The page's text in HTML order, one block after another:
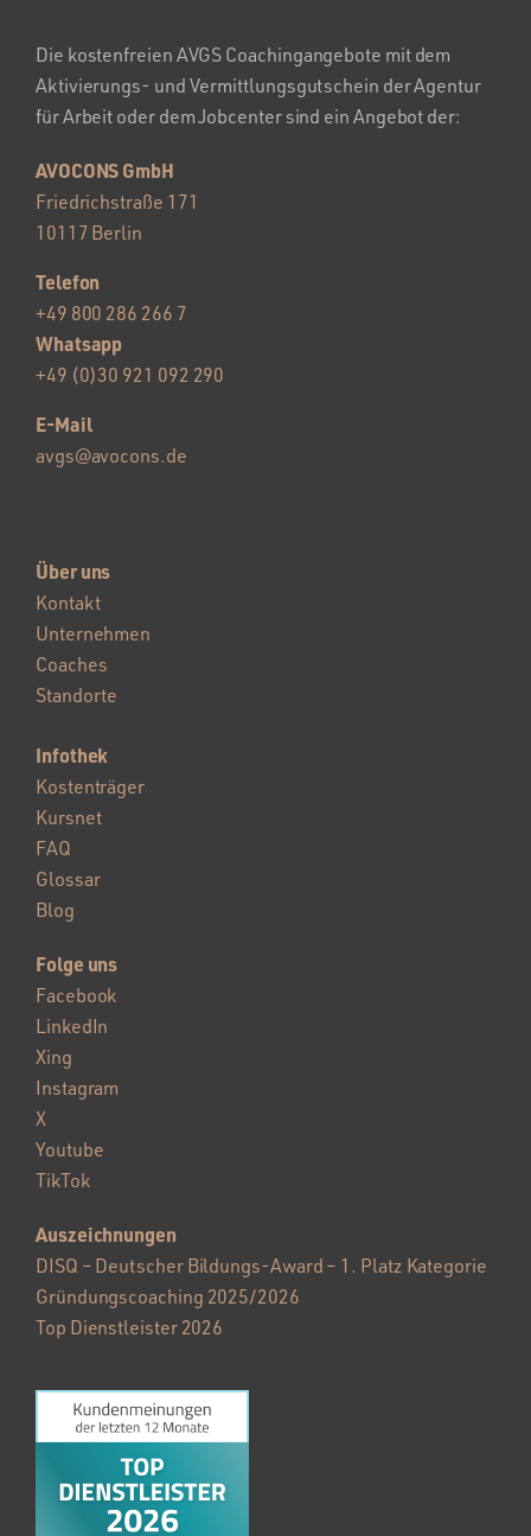
Die kostenfreien AVGS Coachingangebote mit dem
Aktivierungs- und Vermittlungsgutschein der Agentur
für Arbeit oder dem Jobcenter sind ein Angebot der:
AVOCONS GmbH
Friedrichstraße 171
10117 Berlin
Telefon
+49 800 286 266 7
Whatsapp
+49 (0)30 921 092 290
E-Mail
avgs@avocons.de
Über uns
Kontakt
Unternehmen
Coaches
Standorte
Infothek
Kostenträger
Kursnet
FAQ
Glossar
Blog
Folge uns
Facebook
LinkedIn
Xing
Instagram
X
Youtube
TikTok
Auszeichnungen
DISQ – Deutscher Bildungs-Award – 1. Platz Kategorie
Gründungscoaching 2025/2026
Top Dienstleister 2026